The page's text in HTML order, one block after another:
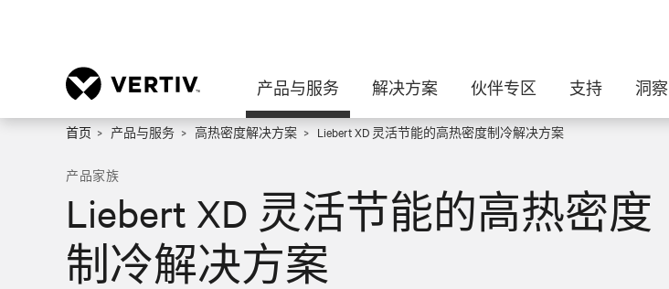
产品与服务 解决方案 伙伴专区 支持 洞察
首页 产品与服务 高热密度解决方案 Liebert XD 灵活节能的高热密度制冷解决方案
产品家族
Liebert XD 灵活节能的高热密度
制冷解决方案